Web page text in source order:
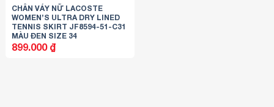
CHÂN VÁY NỮ LACOSTE
WOMEN’S ULTRA DRY LINED
TENNIS SKIRT JF8594-51-C31
MÀU ĐEN SIZE 34
899.000 ₫